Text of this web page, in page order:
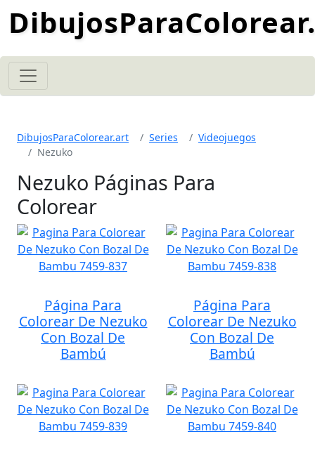
DibujosParaColorear.art Series
Videojuegos
Nezuko
Nezuko Páginas Para
Colorear
Página Para
Colorear De Nezuko
Con Bozal De
Bambú
Página Para
Colorear De Nezuko
Con Bozal De
Bambú